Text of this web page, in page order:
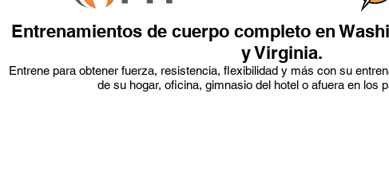
Entrenamientos de cuerpo completo en
y Virginia.
Entrene para obtener fuerza, resistencia, flexibilidad y más con su
de su hogar, oficina, gimnasio del hotel o afuera en los